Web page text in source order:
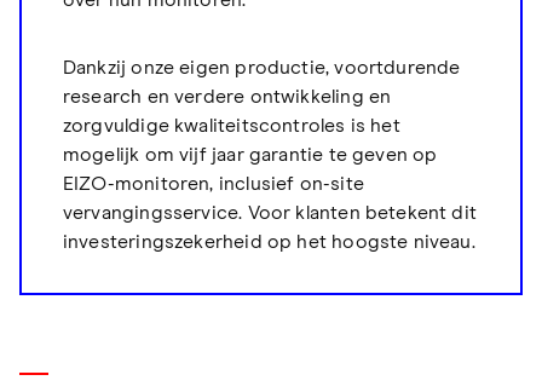
Dankzij onze eigen productie, voortdurende
research en verdere ontwikkeling en
zorgvuldige kwaliteitscontroles is het
mogelijk om vijf jaar garantie te geven op
EIZO-monitoren, inclusief on-site
vervangingsservice. Voor klanten betekent dit
investeringszekerheid op het hoogste niveau.